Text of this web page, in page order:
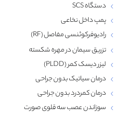
دستگاه SCS
پمپ داخل نخاعی
رادیوفرکوئنسی مفاصل (RF)
تزریق سیمان در مهره شکسته
لیزر دیسک کمر (PLDD)
درمان سیاتیک بدون جراحی
درمان کمردرد بدون جراحی
سوزاندن عصب سه قلوی صورت